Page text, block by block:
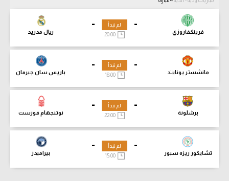
-
فرينكفاروزي
-
ريال مدريد
لم تبدأ
-
مانشستر يونايتد
-
باريس سان جيرمان
لم تبدأ
18:00
-
برشلونة
-
نوتنجهام فورست
لم تبدأ
-
تشايكور ريزه سبور
-
بيراميدز
لم تبدأ
15:00